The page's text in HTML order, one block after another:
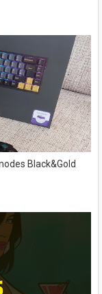
Black&Gold